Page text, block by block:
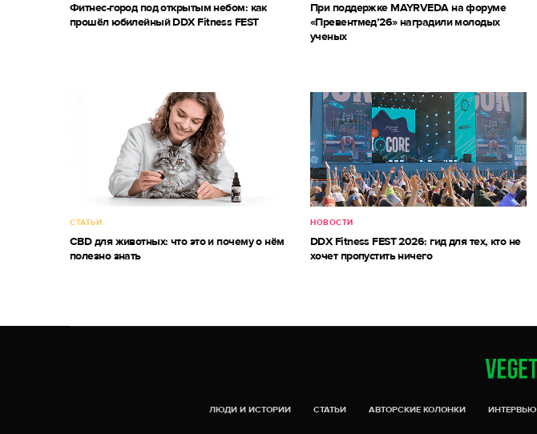
Фитнес-город под открытым небом: как
прошёл юбилейный DDX Fitness FEST
При поддержке MAYRVEDA на форуме
«Превентмед’26» наградили молодых
ученых
СТАТЬИ
CBD для животных: что это и почему о нём
полезно знать
НОВОСТИ
DDX Fitness FEST 2026: гид для тех, кто не
хочет пропустить ничего
ЛЮДИ И ИСТОРИИ СТАТЬИ АВТОРСКИЕ КОЛОНКИ ИНТЕРВЬЮ